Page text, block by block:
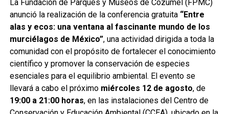
La Orquesta Jaranera Nueva Generación amenizó la noche
con las tradicionales jaranas, invitando a las y los
asistentes a disfrutar de una convivencia familiar que
reafirma el valor cultural de estas celebraciones. El
La Fundación de Parques y Museos de Cozumel (FPMC)
anunció la realización de la conferencia gratuita “Entre
alas y ecos: una ventana al fascinante mundo de los
murciélagos de México”, una actividad dirigida a toda la
comunidad con el propósito de fortalecer el conocimiento
científico y promover la conservación de especies
esenciales para el equilibrio ambiental. El evento se
llevará a cabo el próximo miércoles 12 de agosto, de
19:00 a 21:00 horas, en las instalaciones del Centro de